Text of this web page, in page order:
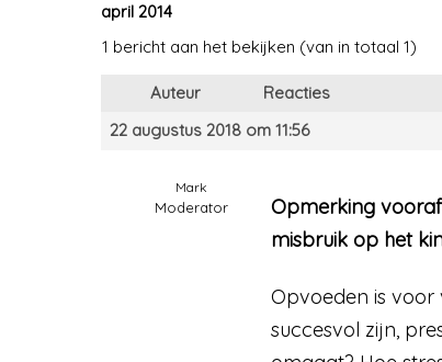
april 2014
1 bericht aan het bekijken (van in totaal 1)
Auteur
Reacties
22 augustus 2018 om 11:56
Mark
Moderator
Opmerking
misbruik op het
Opvoeden is voor
succesvol zijn,